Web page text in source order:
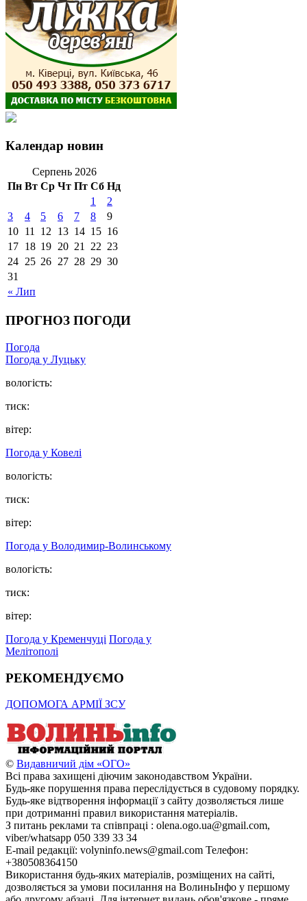
Календар новин
Серпень 2026
Пн Вт Ср Чт Пт Сб Нд
« Лип
1
2
3
4 5 6 7 8
9
10 11 12 13 14 15 16
17 18 19 20 21 22 23
24 25 26 27 28 29 30
31
ПРОГНОЗ ПОГОДИ
Погода
Погода у Луцьку
вологість:
тиск:
вітер:
Погода у Ковелі
вологість:
тиск:
вітер:
Погода у Володимир-Волинському
вологість:
тиск:
вітер:
Погода у Кременчуці Погода у
Мелітополі
РЕКОМЕНДУЄМО
ДОПОМОГА АРМІЇ ЗСУ
© Видавничий дім «ОГО»
Всі права захищені діючим законодавством України.
Будь-яке порушення права переслідується в судовому порядку.
Будь-яке відтворення інформації з сайту дозволяється лише
при дотриманні правил використання матеріалів.
З питань реклами та співпраці : olena.ogo.ua@gmail.com,
viber/whatsapp 050 339 33 34
E-mail редакції: volyninfo.news@gmail.com Телефон:
+380508364150
Використання будь-яких матеріалів, розміщених на сайті,
дозволяється за умови посилання на ВолиньІнфо у першому